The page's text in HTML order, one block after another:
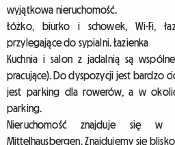
wyjątkowa nieruchomość.
Łóżko, biurko i schowek, Wi-Fi,
przylegające do sypialni. Łazienka
Kuchnia i salon z jadalnią są
pracujące). Do dyspozycji jest bardzo
jest parking dla rowerów, a w
parking.
Nieruchomość znajduje się w
Mittelhausbergen. Znajdujemy się